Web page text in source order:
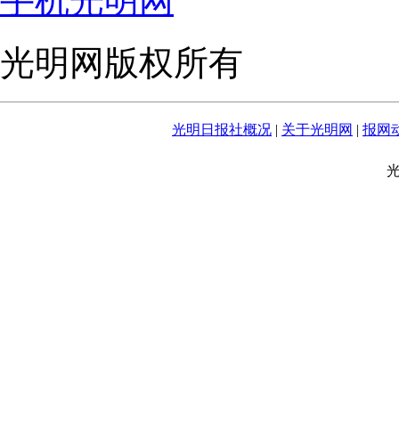
光明网版权所有
光明日报社概况 | 关于光明网 | 报网